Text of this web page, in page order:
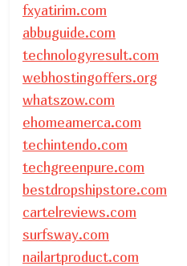
fxyatirim.com
abbuguide.com
technologyresult.com
webhostingoffers.org
whatszow.com
ehomeamerca.com
techintendo.com
techgreenpure.com
bestdropshipstore.com
cartelreviews.com
surfsway.com
nailartproduct.com